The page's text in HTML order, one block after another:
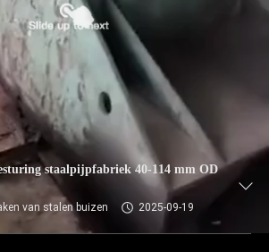
staalpijpfabriek 40-114 mm OD
van stalen buizen 2025-09-19